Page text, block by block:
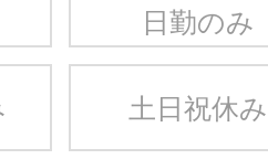
日勤のみ
土日祝休み